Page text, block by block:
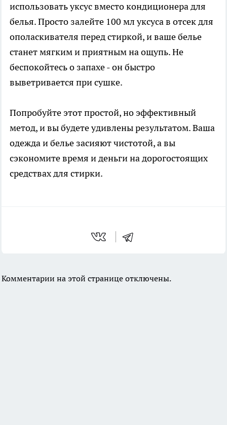
использовать уксус вместо кондиционера для
белья. Просто залейте 100 мл уксуса в отсек для
ополаскивателя перед стиркой, и ваше белье
станет мягким и приятным на ощупь. Не
беспокойтесь о запахе - он быстро
выветривается при сушке.
Попробуйте этот простой, но эффективный
метод, и вы будете удивлены результатом. Ваша
одежда и белье засияют чистотой, а вы
сэкономите время и деньги на дорогостоящих
средствах для стирки.
Комментарии на этой странице отключены.